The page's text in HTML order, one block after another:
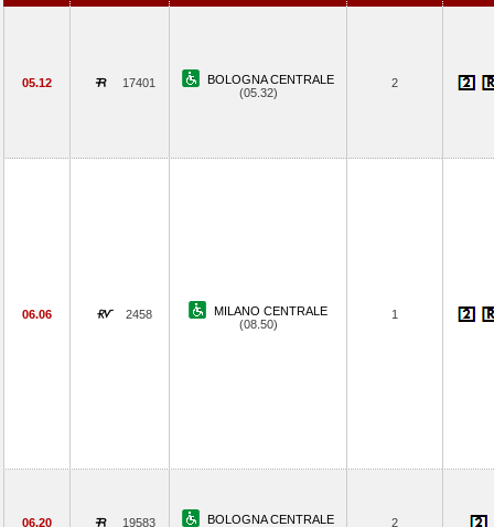
05.12 17401
BOLOGNA CENTRALE
(05.32)
2
06.06 2458
MILANO CENTRALE
(08.50)
1
06.20 19583
BOLOGNA CENTRALE
2